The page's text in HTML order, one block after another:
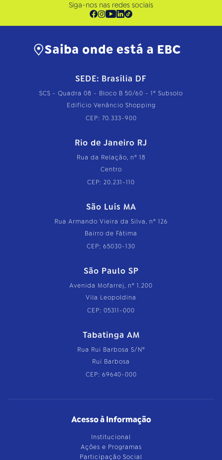
Siga-nos nas redes sociais
Saiba onde está a EBC
SEDE: Brasília DF
SCS - Quadra 08 - Bloco B 50/60 - 1º Subsolo
Edifício Venâncio Shopping
CEP: 70.333-900
Rio de Janeiro RJ
Rua da Relação, nº 18
Centro
CEP: 20.231-110
São Luís MA
Rua Armando Vieira da Silva, nº 126
Bairro de Fátima
CEP: 65030-130
São Paulo SP
Avenida Mofarrej, nº 1.200
Vila Leopoldina
CEP: 05311-000
Tabatinga AM
Rua Rui Barbosa S/Nº
Rui Barbosa
CEP: 69640-000
Acesso à Informação
Institucional
Ações e Programas
Participação Social